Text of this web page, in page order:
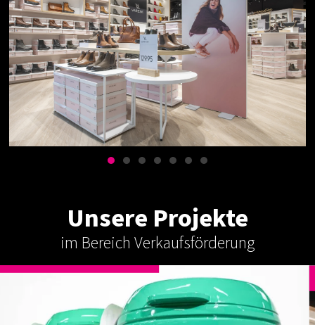
Unsere Projekte
im Bereich Verkaufsförderung